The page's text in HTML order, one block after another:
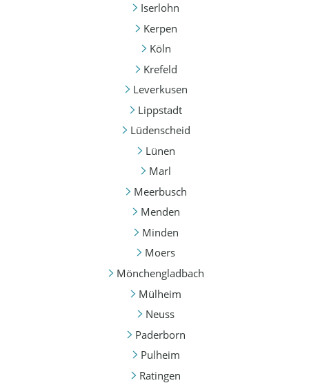
Iserlohn
Kerpen
Köln
Krefeld
Leverkusen
Lippstadt
Lüdenscheid
Lünen
Marl
Meerbusch
Menden
Minden
Moers
Mönchengladbach
Mülheim
Neuss
Paderborn
Pulheim
Ratingen